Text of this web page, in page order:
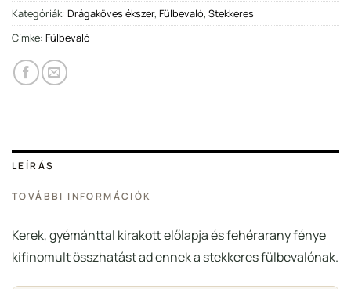
Kategóriák: Drágaköves ékszer, Fülbevaló, Stekkeres
Címke: Fülbevaló
LEÍRÁS
TOVÁBBI INFORMÁCIÓK
Kerek, gyémánttal kirakott előlapja és fehérarany fénye
kifinomult összhatást ad ennek a stekkeres fülbevalónak.